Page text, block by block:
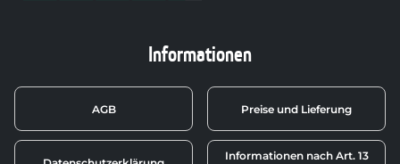
Informationen
AGB Preise und Lieferung
Informationen nach Art. 13